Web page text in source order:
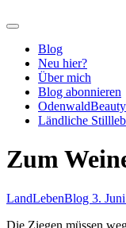
Blog
Neu hier?
Über mich
Blog abonnieren
OdenwaldBeauty
Ländliche
Zum
LandLebenBlog 3.
Die Ziegen müssen